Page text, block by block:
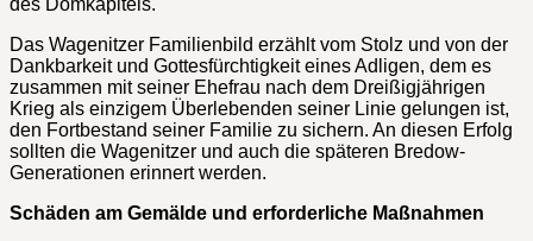
Das Wagenitzer Familienbild erzählt vom Stolz und von der
Dankbarkeit und Gottesfürchtigkeit eines Adligen, dem es
zusammen mit seiner Ehefrau nach dem Dreißigjährigen
Krieg als einzigem Überlebenden seiner Linie gelungen ist,
den Fortbestand seiner Familie zu sichern. An diesen Erfolg
sollten die Wagenitzer und auch die späteren Bredow-
Generationen erinnert werden.
Schäden am Gemälde und erforderliche Maßnahmen